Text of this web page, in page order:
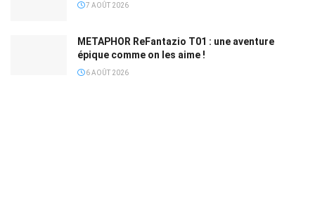
7 AOÛT 2026
METAPHOR ReFantazio T01 : une aventure
épique comme on les aime !
6 AOÛT 2026